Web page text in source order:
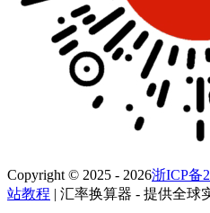
Copyright © 2025 - 2026浙ICP备
站教程 | 汇率换算器 - 提供全球